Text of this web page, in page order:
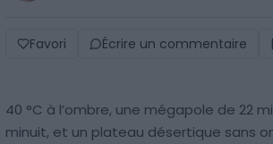
Favori Écrire un commentaire
40 °C à l’ombre, une mégapole de 22
minuit, et un plateau désertique sans